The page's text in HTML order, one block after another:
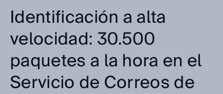
Categorías
Seleccione
Buscar
Identificación a alta
velocidad: 30.500
paquetes a la hora en el
Servicio de Correos de